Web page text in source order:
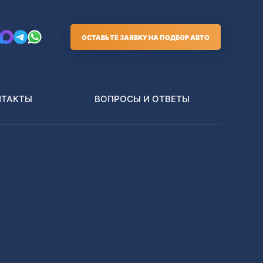
ОСТАВЬТЕ ЗАЯВКУ НА ПОДБОР АВТО
ВОПРОСЫ И ОТВЕТЫ